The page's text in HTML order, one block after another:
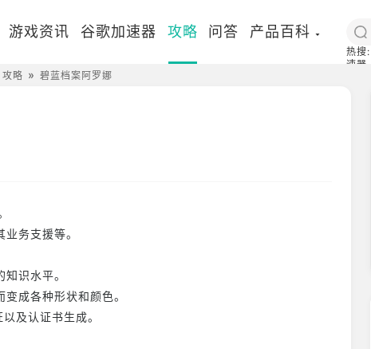
游戏资讯 谷歌加速器 攻略 问答 产品百科
热搜:
速器
略 碧蓝档案阿罗娜
务支援等。
识水平。
成各种形状和颜色。
及认证书生成。